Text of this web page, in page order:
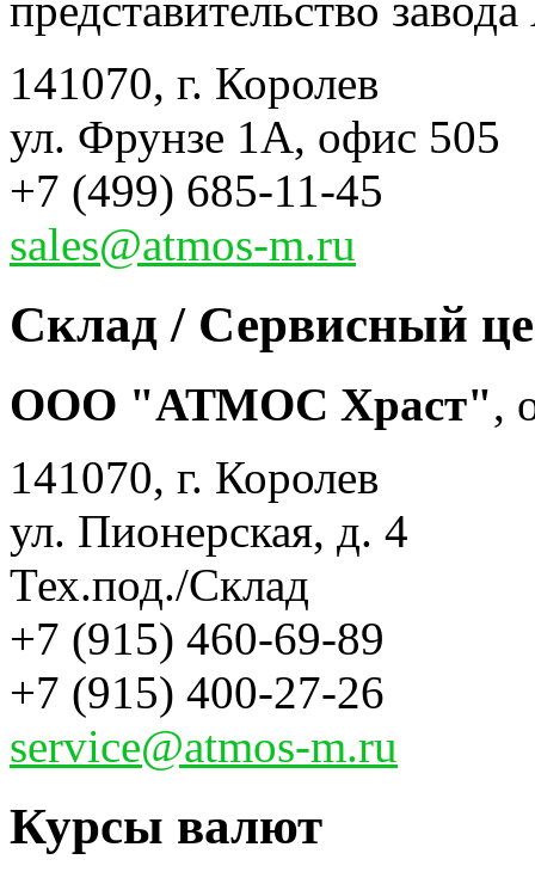
141070, г. Королев
ул. Фрунзе 1А, офис 505
+7 (499) 685-11-45
sales@atmos-m.ru
Склад / Сервисный
ООО "АТМОС Храст",
141070, г. Королев
ул. Пионерская, д. 4
Тех.под./Склад
+7 (915) 460-69-89
+7 (915) 400-27-26
service@atmos-m.ru
Курсы валют